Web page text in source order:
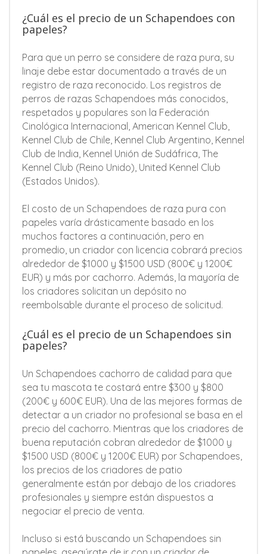
¿Cuál es el precio de un Schapendoes con
papeles?
Para que un perro se considere de raza pura, su
linaje debe estar documentado a través de un
registro de raza reconocido. Los registros de
perros de razas Schapendoes más conocidos,
respetados y populares son la Federación
Cinológica Internacional, American Kennel Club,
Kennel Club de Chile, Kennel Club Argentino, Kennel
Club de India, Kennel Unión de Sudáfrica, The
Kennel Club (Reino Unido), United Kennel Club
(Estados Unidos).
El costo de un Schapendoes de raza pura con
papeles varía drásticamente basado en los
muchos factores a continuación, pero en
promedio, un criador con licencia cobrará precios
alrededor de $1000 y $1500 USD (800€ y 1200€
EUR) y más por cachorro. Además, la mayoría de
los criadores solicitan un depósito no
reembolsable durante el proceso de solicitud.
¿Cuál es el precio de un Schapendoes sin
papeles?
Un Schapendoes cachorro de calidad para que
sea tu mascota te costará entre $300 y $800
(200€ y 600€ EUR). Una de las mejores formas de
detectar a un criador no profesional se basa en el
precio del cachorro. Mientras que los criadores de
buena reputación cobran alrededor de $1000 y
$1500 USD (800€ y 1200€ EUR) por Schapendoes,
los precios de los criadores de patio
generalmente están por debajo de los criadores
profesionales y siempre están dispuestos a
negociar el precio de venta.
Incluso si está buscando un Schapendoes sin